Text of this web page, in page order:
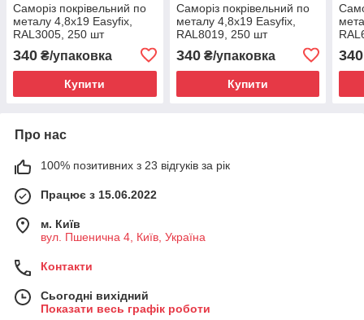
Саморіз покрівельний по
металу 4,8x19 Easyfix,
RAL3005, 250 шт
340 ₴/упаковка
Купити
Саморіз покрівельний по
металу 4,8x19 Easyfix,
RAL8019, 250 шт
340₴/упаковка
Купити
340
Про нас
100% позитивних з 23 відгуків за рік
Працює з 15.06.2022
м. Київ
вул. Пшенична 4, Київ, Україна
Контакти
Сьогодні вихідний
Показати весь графік роботи